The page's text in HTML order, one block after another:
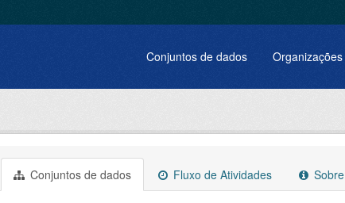
Conjuntos de dados Organizações
Conjuntos de dados Fluxo de Atividades Sobre